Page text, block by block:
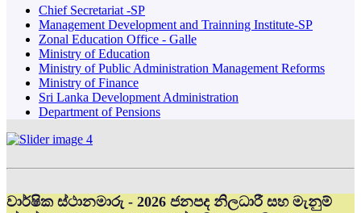
Chief Secretariat -SP
Management Development and Trainning Institute-SP
Zonal Education Office - Galle
Ministry of Education
Ministry of Public Administration Management Reforms
Ministry of Finance
Sri Lanka Development Administration
Department of Pensions
වාර්ෂික ස්ථානමාරු - 2026 ජනපද නිලධාරී සහ මැනුම්